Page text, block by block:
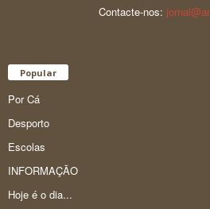
Contacte-nos:
Popular
Por Cá
Desporto
Escolas
INFORMAÇÃO
Hoje é o dia...